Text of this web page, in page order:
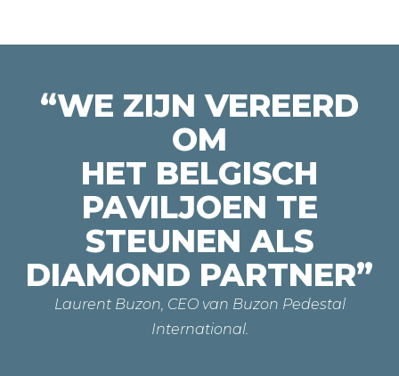
“WE ZIJN VEREERD
OM
HET BELGISCH
PAVILJOEN TE
STEUNEN ALS
DIAMOND PARTNER”
Laurent Buzon, CEO van Buzon Pedestal
International.